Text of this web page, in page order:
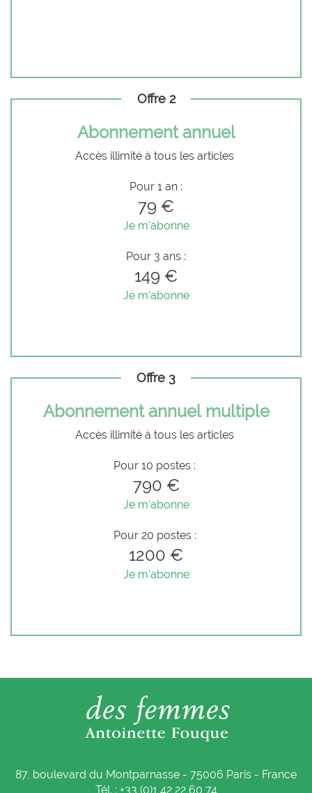
Offre 2
Abonnement annuel
Accès illimité à tous les articles
Pour 1 an :
79 €
Je m'abonne
Pour 3 ans :
149 €
Je m'abonne
Offre 3
Abonnement annuel multiple
Accès illimité à tous les articles
Pour 10 postes :
790 €
Je m'abonne
Pour 20 postes :
1200 €
Je m'abonne
87, boulevard du Montparnasse - 75006 Paris - France
Tél. : +33 (0)1 42 22 60 74